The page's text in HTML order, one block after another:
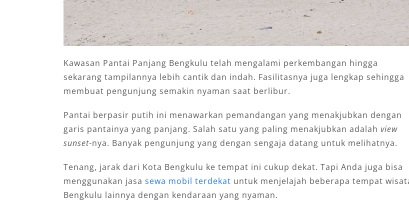
Kawasan Pantai Panjang Bengkulu telah mengalami perkembangan hingga
sekarang tampilannya lebih cantik dan indah. Fasilitasnya juga lengkap sehingga
membuat pengunjung semakin nyaman saat berlibur.
Pantai berpasir putih ini menawarkan pemandangan yang menakjubkan dengan
garis pantainya yang panjang. Salah satu yang paling menakjubkan adalah view
sunset-nya. Banyak pengunjung yang dengan sengaja datang untuk melihatnya.
Tenang, jarak dari Kota Bengkulu ke tempat ini cukup dekat. Tapi Anda juga bisa
menggunakan jasa sewa mobil terdekat untuk menjelajah beberapa tempat
Bengkulu lainnya dengan kendaraan yang nyaman.